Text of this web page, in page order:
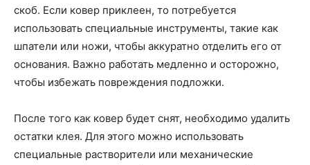
скоб. Если ковер приклеен, то потребуется
использовать специальные инструменты, такие как
шпатели или ножи, чтобы аккуратно отделить его от
основания. Важно работать медленно и осторожно,
чтобы избежать повреждения подложки.
После того как ковер будет снят, необходимо удалить
остатки клея. Для этого можно использовать
специальные растворители или механические